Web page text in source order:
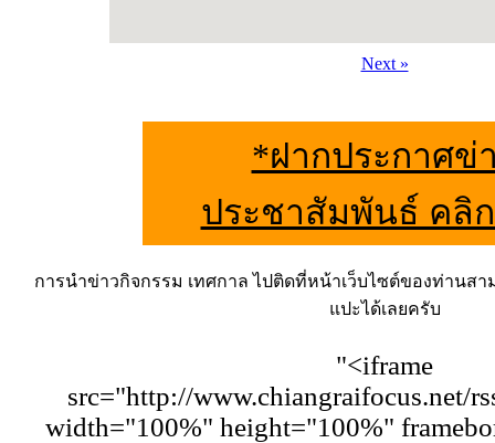
Next »
*ฝากประกาศข่
ประชาสัมพันธ์ คลิ
การนำข่าวกิจกรรม เทศกาล ไปติดที่หน้าเว็บไซต์ของท่านสา
แปะได้เลยครับ
"<iframe
src="http://www.chiangraifocus.net/
width="100%" height="100%"